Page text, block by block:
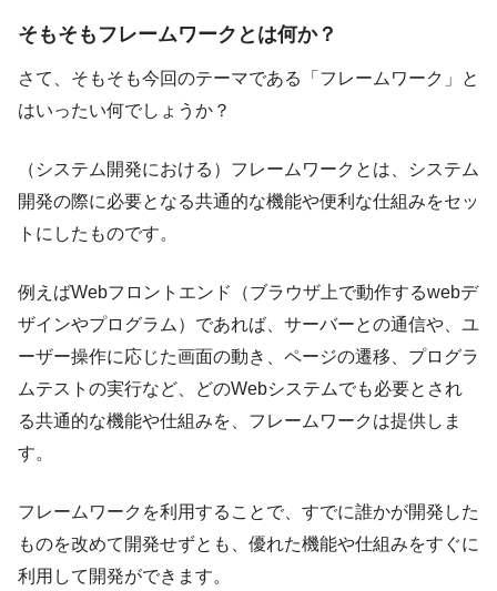
そもそもフレームワークとは何か？
さて、そもそも今回のテーマである「フレームワーク」と
はいったい何でしょうか？
（システム開発における）フレームワークとは、システム
開発の際に必要となる共通的な機能や便利な仕組みをセッ
トにしたものです。
例えばWebフロントエンド（ブラウザ上で動作するwebデ
ザインやプログラム）であれば、サーバーとの通信や、ユ
ーザー操作に応じた画面の動き、ページの遷移、プログラ
ムテストの実行など、どのWebシステムでも必要とされ
る共通的な機能や仕組みを、フレームワークは提供しま
す。
フレームワークを利用することで、すでに誰かが開発した
ものを改めて開発せずとも、優れた機能や仕組みをすぐに
利用して開発ができます。